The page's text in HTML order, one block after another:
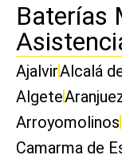
Baterías
AjalvirAlcalá
Algete
Arroyomolinos
Camarma de